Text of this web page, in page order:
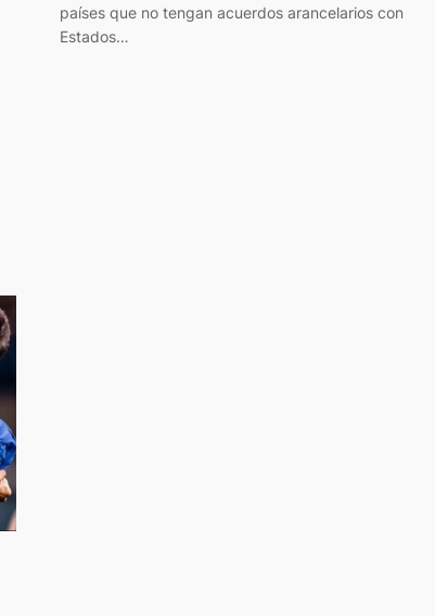
países que no tengan acuerdos arancelarios con
Estados…